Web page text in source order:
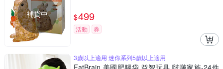
補貨中 $499
活動 券
3歲以上適用 迷你系列5歲以上適用